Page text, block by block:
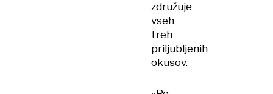
združuje
vseh
treh
priljubljenih
okusov.